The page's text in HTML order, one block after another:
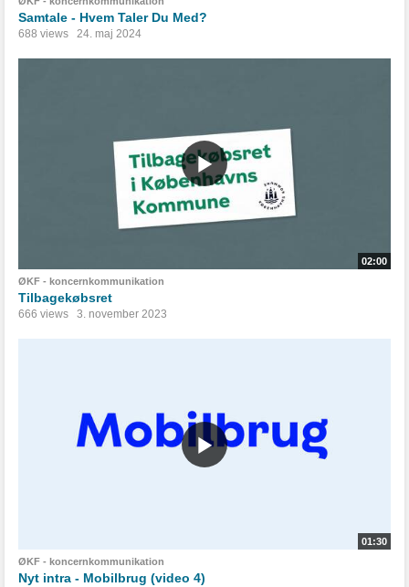
Samtale - Hvem Taler Du Med?
688 views 24. maj 2024
02:00
ØKF - koncernkommunikation
Tilbagekøbsret
666 views 3. november 2023
01:30
ØKF - koncernkommunikation
Nyt intra - Mobilbrug (video 4)